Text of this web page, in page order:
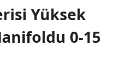
Yüksek
0-15